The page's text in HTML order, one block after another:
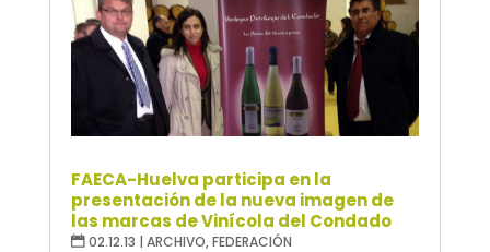
FAECA-Huelva participa en la
presentación de la nueva imagen de
las marcas de Vinícola del Condado
02.12.13 | ARCHIVO,FEDERACIÓN